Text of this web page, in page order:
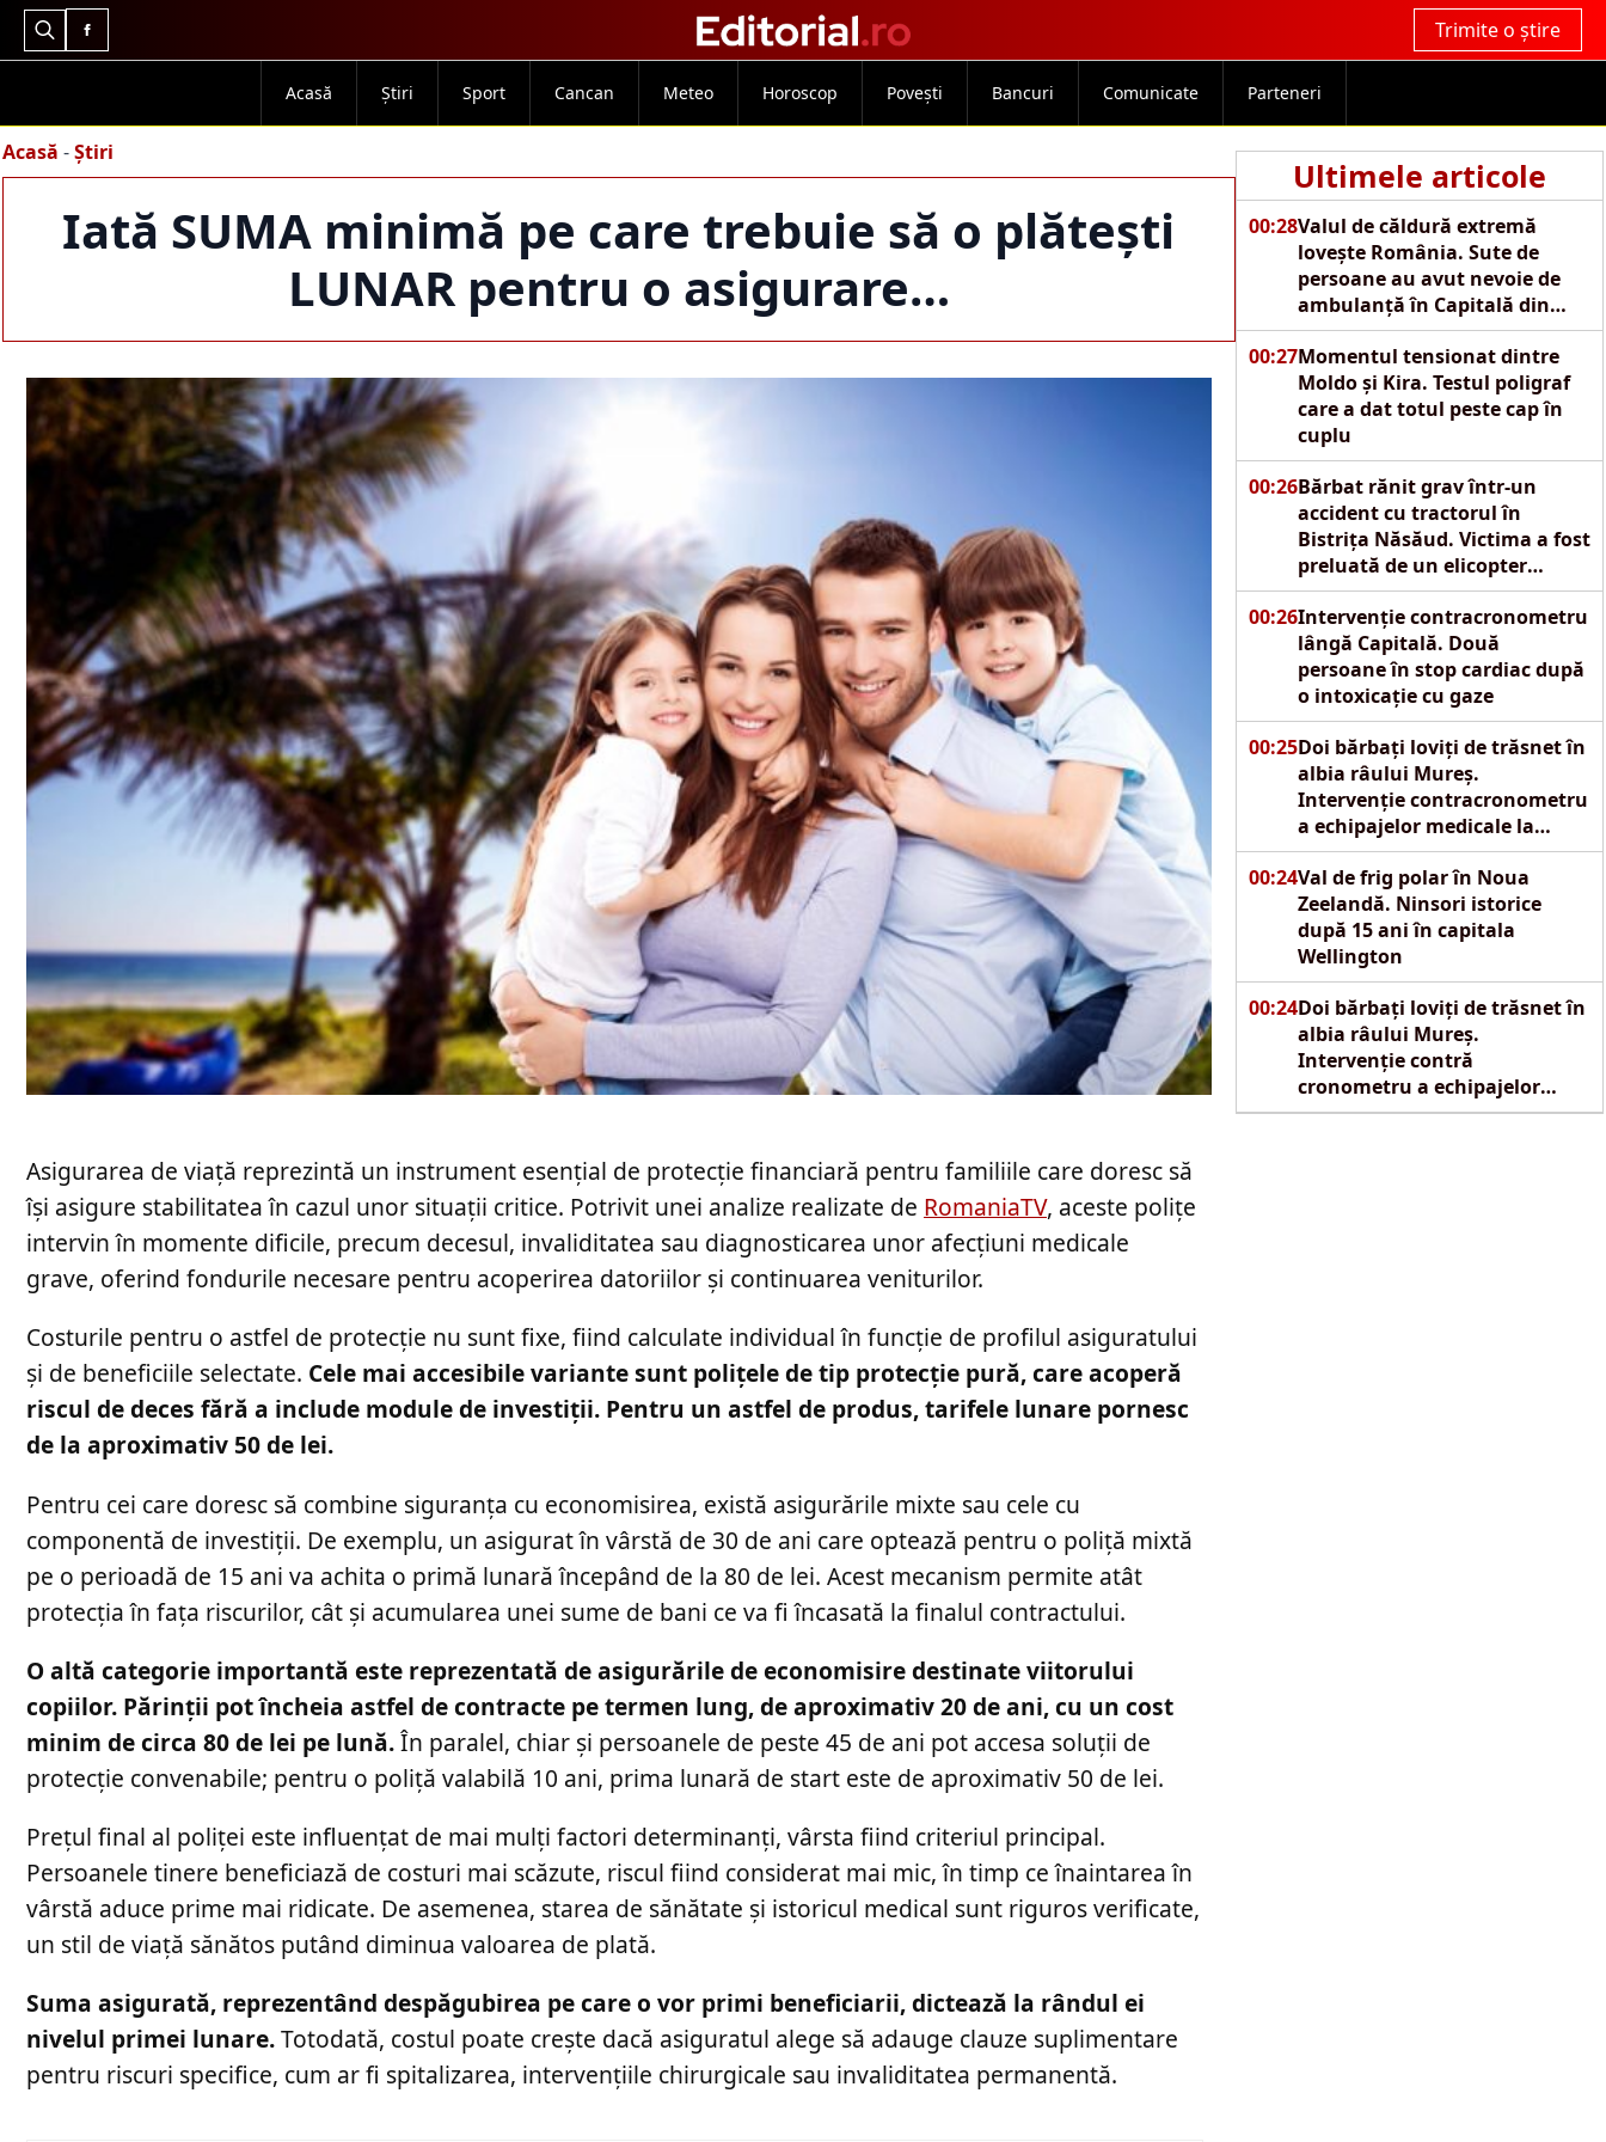
Search
Trimite o știre
Acasă Știri Sport Cancan Meteo Horoscop Povești Bancuri Comunicate Parteneri
Acasă -Știri
Iată SUMA minimă pe care trebuie să o plătești
LUNAR pentru o asigurare…
Ultimele articole
00:28Valul de căldură extremă
lovește România. Sute de
persoane au avut nevoie de
ambulanță în Capitală din
cauza caniculei
00:27Momentul tensionat dintre
Moldo și Kira. Testul poligraf
care a dat totul peste cap în
cuplu
00:26Bărbat rănit grav într-un
accident cu tractorul în
Bistrița Năsăud. Victima a fost
preluată de un elicopter
SMURD
00:26Intervenție contracronometru
lângă Capitală. Două
persoane în stop cardiac după
o intoxicație cu gaze
00:25Doi bărbați loviți de trăsnet în
albia râului Mureș.
Intervenție contracronometru
a echipajelor medicale la
Reghin
00:24Val de frig polar în Noua
Zeelandă. Ninsori istorice
după 15 ani în capitala
Wellington
00:24Doi bărbați loviți de trăsnet în
albia râului Mureș.
Intervenție contră
cronometru a echipajelor
SMURD la Reghin
Asigurarea de viață reprezintă un instrument esențial de protecție financiară pentru familiile care doresc să
își asigure stabilitatea în cazul unor situații critice. Potrivit unei analize realizate de RomaniaTV, aceste polițe
intervin în momente dificile, precum decesul, invaliditatea sau diagnosticarea unor afecțiuni medicale
grave, oferind fondurile necesare pentru acoperirea datoriilor și continuarea veniturilor.
Costurile pentru o astfel de protecție nu sunt fixe, fiind calculate individual în funcție de profilul asiguratului
și de beneficiile selectate. Cele mai accesibile variante sunt polițele de tip protecție pură, care acoperă
riscul de deces fără a include module de investiții. Pentru un astfel de produs, tarifele lunare pornesc
de la aproximativ 50 de lei.
Pentru cei care doresc să combine siguranța cu economisirea, există asigurările mixte sau cele cu
componentă de investiții. De exemplu, un asigurat în vârstă de 30 de ani care optează pentru o poliță mixtă
pe o perioadă de 15 ani va achita o primă lunară începând de la 80 de lei. Acest mecanism permite atât
protecția în fața riscurilor, cât și acumularea unei sume de bani ce va fi încasată la finalul contractului.
O altă categorie importantă este reprezentată de asigurările de economisire destinate viitorului
copiilor. Părinții pot încheia astfel de contracte pe termen lung, de aproximativ 20 de ani, cu un cost
minim de circa 80 de lei pe lună.În paralel, chiar și persoanele de peste 45 de ani pot accesa soluții de
protecție convenabile; pentru o poliță valabilă 10 ani, prima lunară de start este de aproximativ 50 de lei.
Prețul final al poliței este influențat de mai mulți factori determinanți, vârsta fiind criteriul principal.
Persoanele tinere beneficiază de costuri mai scăzute, riscul fiind considerat mai mic, în timp ce înaintarea în
vârstă aduce prime mai ridicate. De asemenea, starea de sănătate și istoricul medical sunt riguros verificate,
un stil de viață sănătos putând diminua valoarea de plată.
Suma asigurată, reprezentând despăgubirea pe care o vor primi beneficiarii, dictează la rândul ei
nivelul primei lunare.Totodată, costul poate crește dacă asiguratul alege să adauge clauze suplimentare
pentru riscuri specifice, cum ar fi spitalizarea, intervențiile chirurgicale sau invaliditatea permanentă.